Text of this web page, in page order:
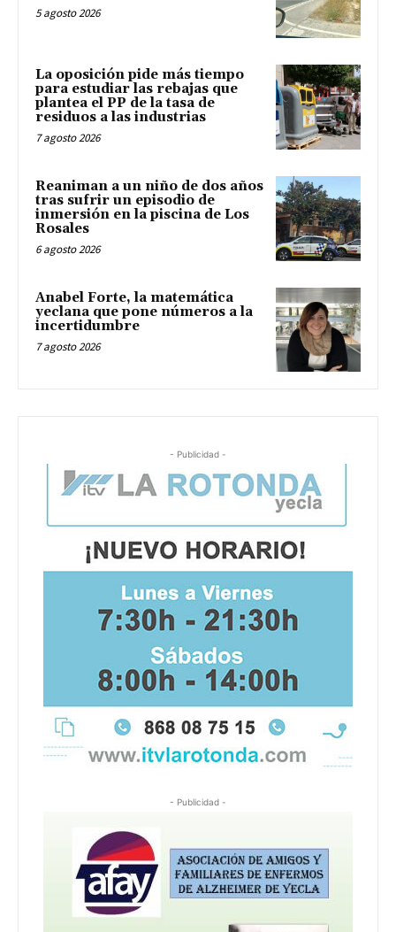
5 agosto 2026
La oposición pide más tiempo
para estudiar las rebajas que
plantea el PP de la tasa de
residuos a las industrias
7 agosto 2026
Reaniman a un niño de dos años
tras sufrir un episodio de
inmersión en la piscina de Los
Rosales
6 agosto 2026
Anabel Forte, la matemática
yeclana que pone números a la
incertidumbre
7 agosto 2026
- Publicidad -
- Publicidad -